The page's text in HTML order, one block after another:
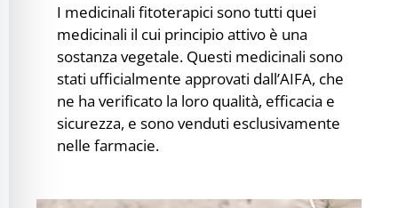
I medicinali fitoterapici sono tutti quei
medicinali il cui principio attivo è una
sostanza vegetale. Questi medicinali sono
stati ufficialmente approvati dall’AIFA, che
ne ha verificato la loro qualità, efficacia e
sicurezza, e sono venduti esclusivamente
nelle farmacie.